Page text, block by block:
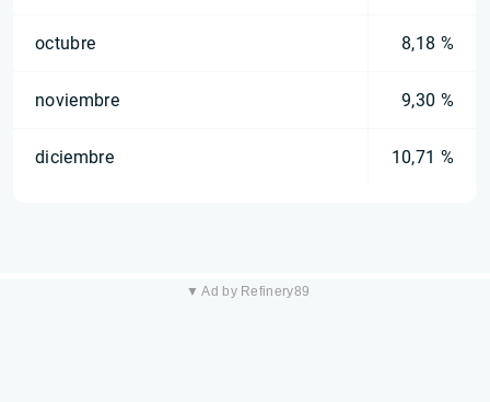
octubre 8,18 %
noviembre 9,30 %
diciembre 10,71 %
▼ Ad by Refinery89